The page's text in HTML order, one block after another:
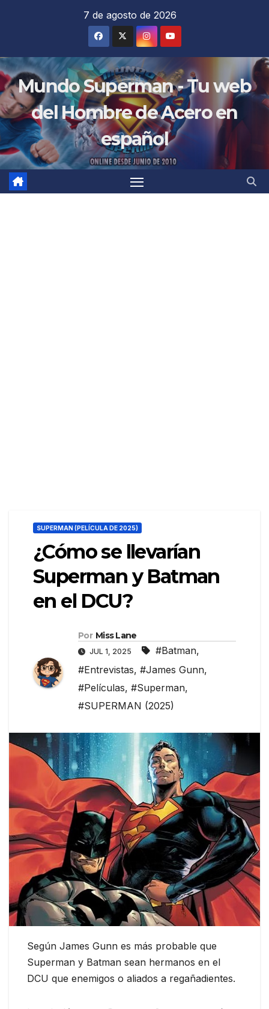
7 de agosto de 2026
Mundo Superman - Tu web
del Hombre de Acero en
español
SUPERMAN (PELÍCULA DE 2025)
¿Cómo se llevarían
Superman y Batman
en el DCU?
Por Miss Lane
JUL 1, 2025 #Batman,
#Entrevistas, #James Gunn,
#Películas, #Superman,
#SUPERMAN (2025)
Según James Gunn es más probable que
Superman y Batman sean hermanos en el
DCU que enemigos o aliados a regañadientes.